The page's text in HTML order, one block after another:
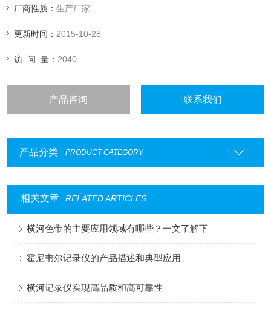
厂商性质：生产厂家
更新时间： 2015-10-28
访 问 量： 2040
产品咨询 联系我们
产品分类 PRODUCT CATEGORY
相关文章 RELATED ARTICLES
横河色带的主要应用领域有哪些？一文了解下
霍尼韦尔记录仪的产品描述和典型应用
横河记录仪实现高品质和高可靠性